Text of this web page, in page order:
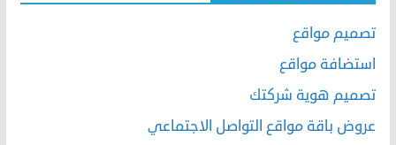
تصميم مواقع
استضافة مواقع
تصميم هوية شركتك
عروض باقة مواقع التواصل الاجتماعي